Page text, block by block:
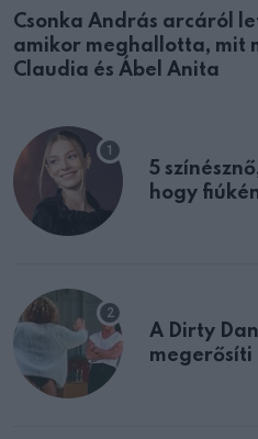
Csonka András arcáról
amikor meghallotta, mit
Claudia és Ábel Anita
5
hogy
A Dirty
megerősíti